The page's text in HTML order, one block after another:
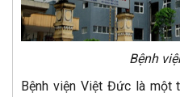
Bệnh
Bệnh viện Việt Đức là một